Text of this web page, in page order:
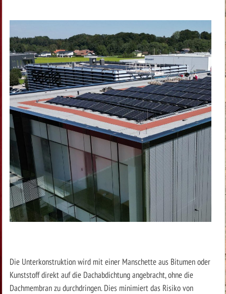
Die Unterkonstruktion wird mit einer Manschette aus Bitumen oder
Kunststoff direkt auf die Dachabdichtung angebracht, ohne die
Dachmembran zu durchdringen. Dies minimiert das Risiko von